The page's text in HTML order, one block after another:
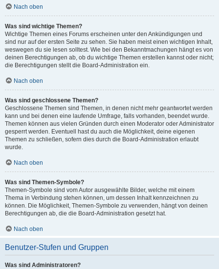
Nach oben
Was sind wichtige Themen?
Wichtige Themen eines Forums erscheinen unter den Ankündigungen und
sind nur auf der ersten Seite zu sehen. Sie haben meist einen wichtigen Inhalt,
weswegen du sie lesen solltest. Wie bei den Bekanntmachungen hängt es von
deinen Berechtigungen ab, ob du wichtige Themen erstellen kannst oder nicht;
die Berechtigungen stellt die Board-Administration ein.
Nach oben
Was sind geschlossene Themen?
Geschlossene Themen sind Themen, in denen nicht mehr geantwortet werden
kann und bei denen eine laufende Umfrage, falls vorhanden, beendet wurde.
Themen können aus vielen Gründen durch einen Moderator oder Administrator
gesperrt werden. Eventuell hast du auch die Möglichkeit, deine eigenen
Themen zu schließen, sofern dies durch die Board-Administration erlaubt
wurde.
Nach oben
Was sind Themen-Symbole?
Themen-Symbole sind vom Autor ausgewählte Bilder, welche mit einem
Thema in Verbindung stehen können, um dessen Inhalt kennzeichnen zu
können. Die Möglichkeit, Themen-Symbole zu verwenden, hängt von deinen
Berechtigungen ab, die die Board-Administration gesetzt hat.
Nach oben
Benutzer-Stufen und Gruppen
Was sind Administratoren?